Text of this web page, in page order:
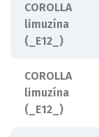
COROLLA
limuzína
(_E12_)
COROLLA
limuzína
(_E12_)